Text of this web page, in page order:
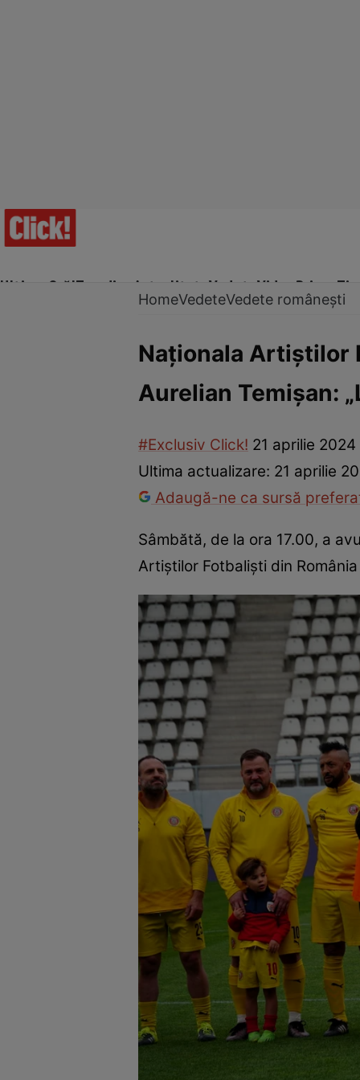
Ultima Oră!Trending Actualitate Vedete Video Prime
Vedete internaționaleVedete româneștiInterviurile
HomeVedeteVedete românești
Naţionala Artiştilor
Aurelian Temișan:
#Exclusiv Click! 21 aprilie 2024
Ultima actualizare: 21 aprilie
Adaugă-ne ca sursă
Sâmbătă, de la ora 17.00, a
Artiştilor Fotbalişti din